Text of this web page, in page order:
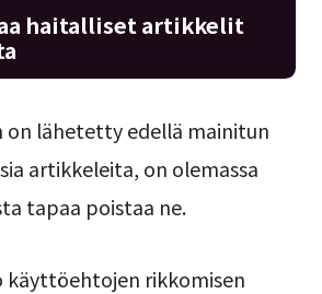
haitalliset artikkelit
on lähetetty edellä mainitun
artikkeleita, on olemassa
tapaa poistaa ne.
käyttöehtojen rikkomisen